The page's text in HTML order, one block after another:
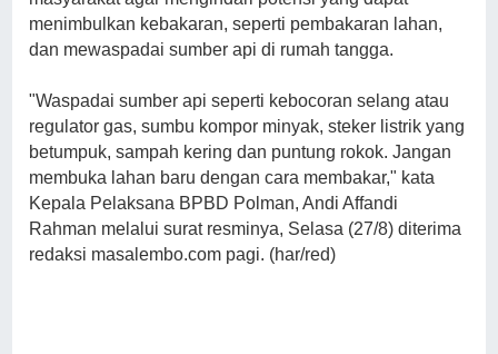
menimbulkan kebakaran, seperti pembakaran lahan,
dan mewaspadai sumber api di rumah tangga.
"Waspadai sumber api seperti kebocoran selang atau
regulator gas, sumbu kompor minyak, steker listrik yang
betumpuk, sampah kering dan puntung rokok. Jangan
membuka lahan baru dengan cara membakar," kata
Kepala Pelaksana BPBD Polman, Andi Affandi
Rahman melalui surat resminya, Selasa (27/8) diterima
redaksi masalembo.com pagi. (har/red)